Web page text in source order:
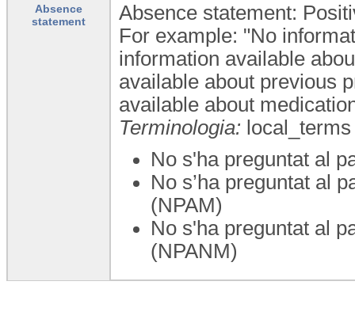
Absence
statement
Absence statement:
For example: "No
information available
available about previous
available about
Terminologia: local_terms
No s'ha preguntat al
No s’ha preguntat al
(NPAM)
No s'ha preguntat al
(NPANM)